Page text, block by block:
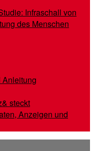
Infraschall von
des Menschen
Anleitung
steckt
Anzeigen und